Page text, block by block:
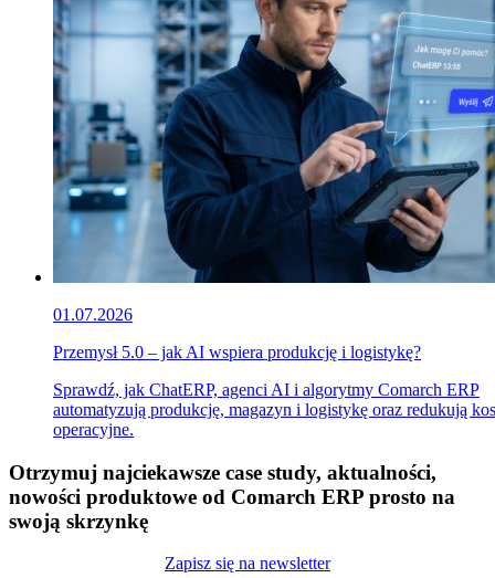
01.07.2026
Przemysł 5.0 – jak AI wspiera produkcję i logistykę?
Sprawdź, jak ChatERP, agenci AI i algorytmy Comarch ERP
automatyzują produkcję, magazyn i logistykę oraz redukują
operacyjne.
Otrzymuj najciekawsze case study, aktualności,
nowości produktowe od Comarch ERP prosto na
swoją skrzynkę
Zapisz się na newsletter